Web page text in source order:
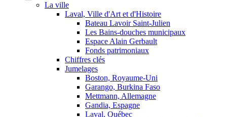
La ville
Laval, Ville d'Art et d'Histoire
Bateau Lavoir Saint-Julien
Les Bains-douches municipaux
Espace Alain Gerbault
Fonds patrimoniaux
Chiffres clés
Jumelages
Boston, Royaume-Uni
Garango, Burkina Faso
Mettmann, Allemagne
Gandia, Espagne
Laval, Québec